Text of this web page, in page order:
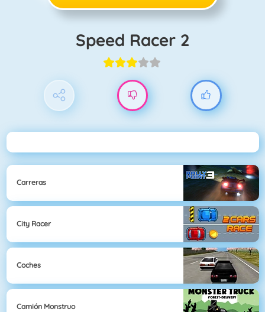
Speed Racer 2
Carreras
City Racer
Coches
Camión Monstruo